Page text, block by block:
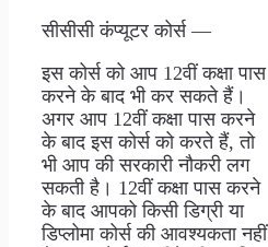
सीसीसी कंप्यूटर कोर्स —
इस कोर्स को आप 12वीं कक्षा पास
करने के बाद भी कर सकते हैं।
अगर आप 12वीं कक्षा पास करने
के बाद इस कोर्स को करते हैं, तो
भी आप की सरकारी नौकरी लग
सकती है। 12वीं कक्षा पास करने
के बाद आपको किसी डिग्री या
डिप्लोमा कोर्स की आवश्यकता नहीं